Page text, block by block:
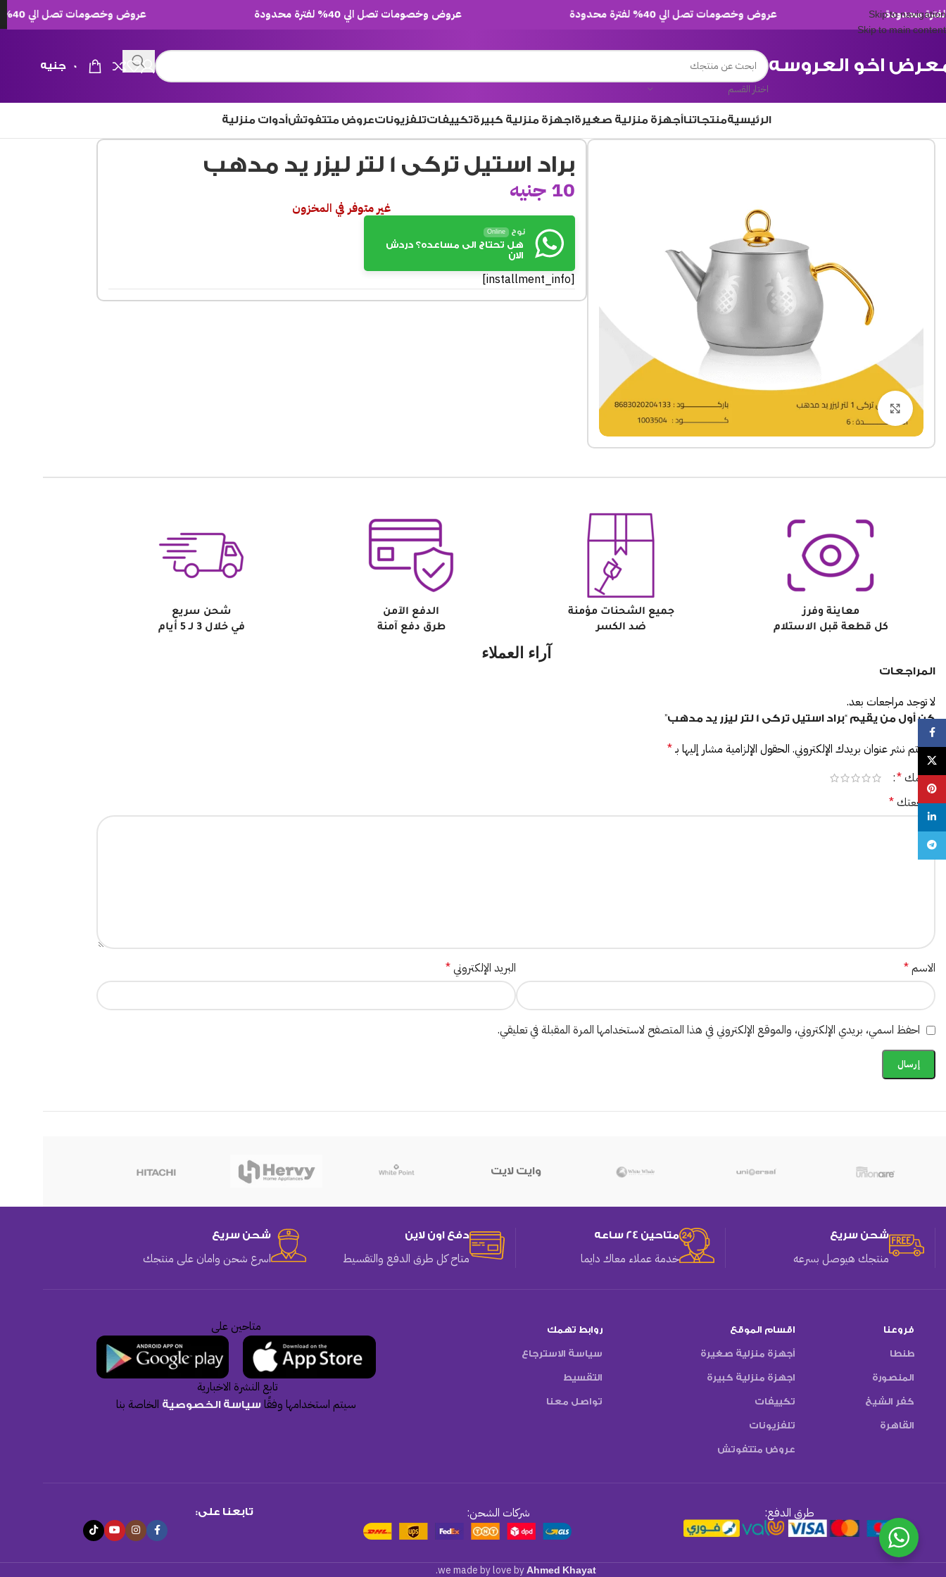
Skip to navigation
Skip to main content
عروض وخصومات تصل الي 40% لفترة محدودة عروض وخصومات تصل الي 40% لفترة محدودة عروض وخصومات تصل الي 40% لفترة محدودة
اخو العروسه
اختار القسم
0 جنيه
الرئيسيةمنتجاتناأجهزة منزلية صغيرةاجهزة منزلية كبيرةتكييفاتتلفزيوناتعروض متتفوتشأدوات منزلية
Click to enlarge
براد استيل تركى 1 لتر ليزر يد مدهب
10جنيه
غير متوفر في المخزون
نوح Online
هل تحتاج الى مساعده؟ دردش
الان
[installment_info]
معاينة وفرز
كل قطعة قبل الاستلام
جميع الشحنات مؤمنة
ضد الكسر
الدفع الآمن
طرق دفع آمنة
شحن سريع
في خلال 3 لـ 5 أيام
آراء العملاء
المراجعات
لا توجد مراجعات بعد.
كن أول من يقيم “براد استيل تركى 1 لتر ليزر يد مدهب”
لن يتم نشر عنوان بريدك الإلكتروني. الحقول الإلزامية مشار إليها بـ*
تقييمك*
مراجعتك*
الاسم* البريد الإلكتروني*
احفظ اسمي، بريدي الإلكتروني، والموقع الإلكتروني في هذا المتصفح لاستخدامها المرة المقبلة في تعليقي.
وايت لايت
شحن سريع
منتجك هيوصل بسرعه
متاحين 24 ساعه
خدمة عملاء معاك دايما
دفع اون لاين
متاح كل طرق الدفع والتقسيط
شحن سريع
اسرع شحن وامان على منتجك
فروعنا
طنطا
المنصورة
كفر الشيخ
القاهرة
اقسام الموقع
أجهزة منزلية صغيرة
اجهزة منزلية كبيرة
تكييفات
تلفزيونات
عروض متتفوتش
روابط تهمك
سياسة الاسترجاع
التقسيط
تواصل معنا
متاحين على
تابع النشرة الاخبارية
سيتم استخدامها وفقًاسياسة الخصوصية الخاصة بنا
طرق الدفع: شركات الشحن: تابعنا على:
we made by love by Ahmed Khayat
.
linkedin